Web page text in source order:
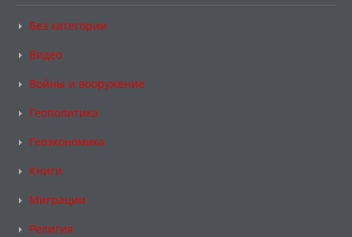
Без категории
Видео
Войны и вооружение
Геополитика
Геоэкономика
Книги
Миграции
Религия